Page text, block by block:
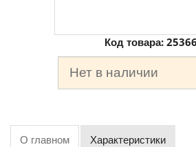
Код товара:
Нет в наличии
О главном Характеристики